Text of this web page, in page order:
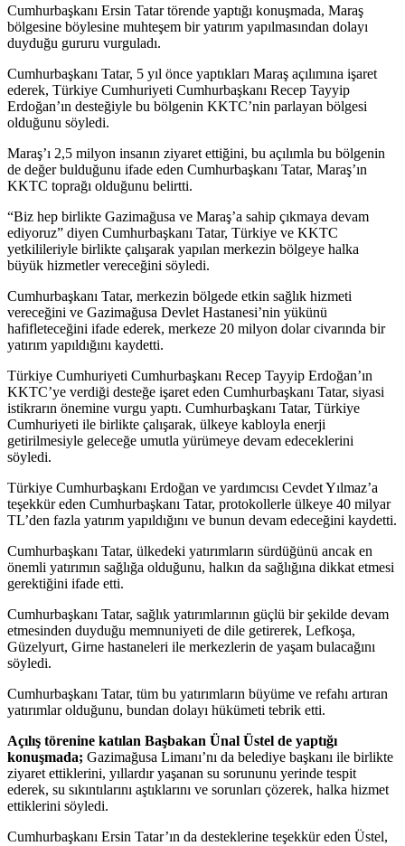
Cumhurbaşkanı Ersin Tatar törende yaptığı konuşmada, Maraş
bölgesine böylesine muhteşem bir yatırım yapılmasından dolayı
duyduğu gururu vurguladı.
Cumhurbaşkanı Tatar, 5 yıl önce yaptıkları Maraş açılımına işaret
ederek, Türkiye Cumhuriyeti Cumhurbaşkanı Recep Tayyip
Erdoğan’ın desteğiyle bu bölgenin KKTC’nin parlayan bölgesi
olduğunu söyledi.
Maraş’ı 2,5 milyon insanın ziyaret ettiğini, bu açılımla bu bölgenin
de değer bulduğunu ifade eden Cumhurbaşkanı Tatar, Maraş’ın
KKTC toprağı olduğunu belirtti.
“Biz hep birlikte Gazimağusa ve Maraş’a sahip çıkmaya devam
ediyoruz” diyen Cumhurbaşkanı Tatar, Türkiye ve KKTC
yetkilileriyle birlikte çalışarak yapılan merkezin bölgeye halka
büyük hizmetler vereceğini söyledi.
Cumhurbaşkanı Tatar, merkezin bölgede etkin sağlık hizmeti
vereceğini ve Gazimağusa Devlet Hastanesi’nin yükünü
hafifleteceğini ifade ederek, merkeze 20 milyon dolar civarında bir
yatırım yapıldığını kaydetti.
Türkiye Cumhuriyeti Cumhurbaşkanı Recep Tayyip Erdoğan’ın
KKTC’ye verdiği desteğe işaret eden Cumhurbaşkanı Tatar, siyasi
istikrarın önemine vurgu yaptı. Cumhurbaşkanı Tatar, Türkiye
Cumhuriyeti ile birlikte çalışarak, ülkeye kabloyla enerji
getirilmesiyle geleceğe umutla yürümeye devam edeceklerini
söyledi.
Türkiye Cumhurbaşkanı Erdoğan ve yardımcısı Cevdet Yılmaz’a
teşekkür eden Cumhurbaşkanı Tatar, protokollerle ülkeye 40 milyar
TL’den fazla yatırım yapıldığını ve bunun devam edeceğini kaydetti.
Cumhurbaşkanı Tatar, ülkedeki yatırımların sürdüğünü ancak en
önemli yatırımın sağlığa olduğunu, halkın da sağlığına dikkat etmesi
gerektiğini ifade etti.
Cumhurbaşkanı Tatar, sağlık yatırımlarının güçlü bir şekilde devam
etmesinden duyduğu memnuniyeti de dile getirerek, Lefkoşa,
Güzelyurt, Girne hastaneleri ile merkezlerin de yaşam bulacağını
söyledi.
Cumhurbaşkanı Tatar, tüm bu yatırımların büyüme ve refahı artıran
yatırımlar olduğunu, bundan dolayı hükümeti tebrik etti.
Açılış törenine katılan Başbakan Ünal Üstel de yaptığı
konuşmada; Gazimağusa Limanı’nı da belediye başkanı ile birlikte
ziyaret ettiklerini, yıllardır yaşanan su sorununu yerinde tespit
ederek, su sıkıntılarını aştıklarını ve sorunları çözerek, halka hizmet
ettiklerini söyledi.
Cumhurbaşkanı Ersin Tatar’ın da desteklerine teşekkür eden Üstel,